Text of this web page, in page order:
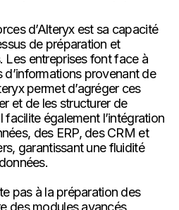
d’Alteryx est sa capacité
de préparation et
Les entreprises font face à
provenant de
permet d’agréger ces
et de les structurer de
facilite également l’intégration
des ERP, des CRM et
garantissant une fluidité
pas à la préparation des
des modules avancés